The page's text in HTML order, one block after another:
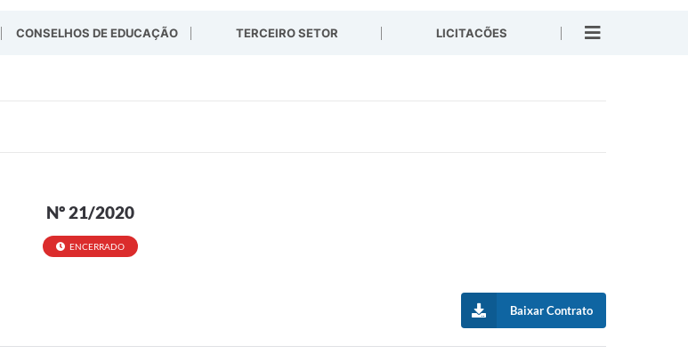
CONSELHOS DE EDUCAÇÃO TERCEIRO SETOR LICITACÕES
Nº 21/2020
ENCERRADO
Baixar Contrato